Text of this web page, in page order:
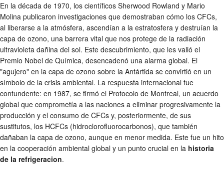
En la década de 1970, los científicos Sherwood Rowland y Mario
Molina publicaron investigaciones que demostraban cómo los CFCs,
al liberarse a la atmósfera, ascendían a la estratosfera y destruían la
capa de ozono, una barrera vital que nos protege de la radiación
ultravioleta dañina del sol. Este descubrimiento, que les valió el
Premio Nobel de Química, desencadenó una alarma global. El
"agujero" en la capa de ozono sobre la Antártida se convirtió en un
símbolo de la crisis ambiental. La respuesta internacional fue
contundente: en 1987, se firmó el Protocolo de Montreal, un acuerdo
global que comprometía a las naciones a eliminar progresivamente la
producción y el consumo de CFCs y, posteriormente, de sus
sustitutos, los HCFCs (hidroclorofluorocarbonos), que también
dañaban la capa de ozono, aunque en menor medida. Este fue un hito
en la cooperación ambiental global y un punto crucial en la historia
de la refrigeracion.